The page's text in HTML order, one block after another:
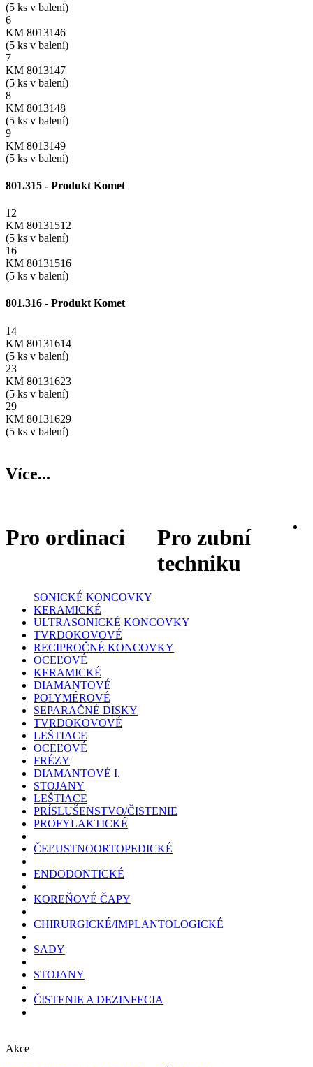
(5 ks v balení)
6
KM 8013146
(5 ks v balení)
7
KM 8013147
(5 ks v balení)
8
KM 8013148
(5 ks v balení)
9
KM 8013149
(5 ks v balení)
801.315 - Produkt Komet
12
KM 80131512
(5 ks v balení)
16
KM 80131516
(5 ks v balení)
801.316 - Produkt Komet
14
KM 80131614
(5 ks v balení)
23
KM 80131623
(5 ks v balení)
29
KM 80131629
(5 ks v balení)
Více...
Pro ordinaci
Pro zubní
techniku
SONICKÉ KONCOVKY
KERAMICKÉ
ULTRASONICKÉ KONCOVKY
TVRDOKOVOVÉ
RECIPROČNÉ KONCOVKY
OCEĽOVÉ
KERAMICKÉ
DIAMANTOVÉ
POLYMÉROVÉ
SEPARAČNÉ DISKY
TVRDOKOVOVÉ
LEŠTIACE
OCEĽOVÉ
FRÉZY
DIAMANTOVÉ I.
STOJANY
LEŠTIACE
PRÍSLUŠENSTVO/ČISTENIE
PROFYLAKTICKÉ
ČEĽUSTNOORTOPEDICKÉ
ENDODONTICKÉ
KOREŇOVÉ ČAPY
CHIRURGICKÉ/IMPLANTOLOGICKÉ
SADY
STOJANY
ČISTENIE A DEZINFECIA
Akce